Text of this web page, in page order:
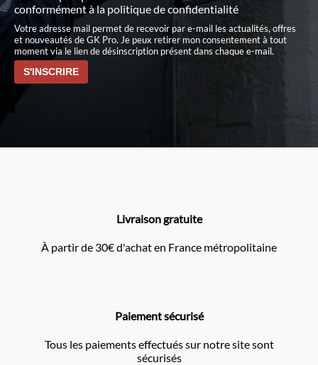
conformément àla politique de confidentialité
Votre adresse mail permet de recevoir par e-mail les actualités, offres
et nouveautés de GK Pro. Je peux retirer mon consentement à tout
moment via le lien de désinscription présent dans chaque e-mail.
Livraison gratuite
À partir de 30€ d'achat en France métropolitaine
Paiement sécurisé
Tous les paiements effectués sur notre site sont
sécurisés